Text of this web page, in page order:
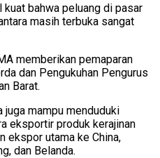
bahwa peluang di pasar
masih terbuka sangat
memberikan pemaparan
dan Pengukuhan Pengurus
Barat.
juga mampu menduduki
eksportir produk kerajinan
ekspor utama ke China,
dan Belanda.